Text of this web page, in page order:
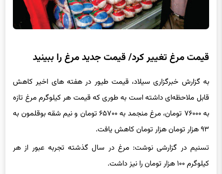
قیمت مرغ تغییر کرد/ قیمت جدید مرغ را ببینید
به گزارش خبرگزاری سیلاد، قیمت طیور در هفته های اخیر کاهش
قابل ملاحظه‌ای داشته است به طوری که قیمت هر کیلوگرم مرغ تازه
به ۷۶۰۰۰ تومان، مرغ منجمد به ۶۵۷۰۰ تومان و نیم شقه بوقلمون به
۹۳ هزار تومان هزار تومان کاهش یافت.
تسنیم در گزارشی نوشت: مرغ در سال گذشته تجربه عبور از هر
کیلوگرم ۱۰۰ هزار تومان را نیز داشت.